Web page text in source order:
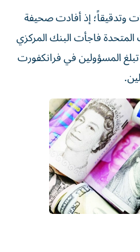
وتدقيقاً؛ إذ أفادت صحيفة
المتحدة فاجأت البنك المركزي
المسؤولين في فرانكفورت